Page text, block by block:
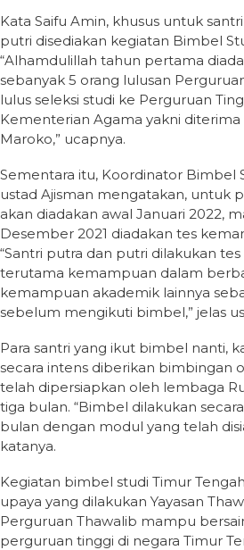
Kata Saifu Amin, khusus untuk
putri disediakan kegiatan Bimbel
“Alhamdulillah tahun pertama
sebanyak 5 orang lulusan
lulus seleksi studi ke Perguruan
Kementerian Agama yakni diterima
Maroko,” ucapnya.
Sementara itu, Koordinator Bimbel
ustad Ajisman mengatakan, untuk
akan diadakan awal Januari 2022,
Desember 2021 diadakan tes
“Santri putra dan putri dilakukan
terutama kemampuan dalam
kemampuan akademik lainnya
sebelum mengikuti bimbel,” jelas
Para santri yang ikut bimbel nanti,
secara intens diberikan bimbingan
telah dipersiapkan oleh lembaga
tiga bulan. “Bimbel dilakukan
bulan dengan modul yang telah
katanya.
Kegiatan bimbel studi Timur
upaya yang dilakukan Yayasan
Perguruan Thawalib mampu
perguruan tinggi di negara Timur